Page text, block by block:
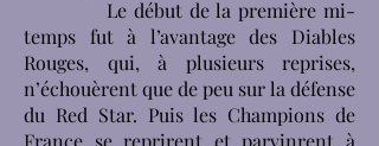
Le début de la première mi-
temps fut à l’avantage des Diables
Rouges, qui, à plusieurs reprises,
n’échouèrent que de peu sur la défense
du Red Star. Puis les Champions de
France se reprirent et parvinrent à